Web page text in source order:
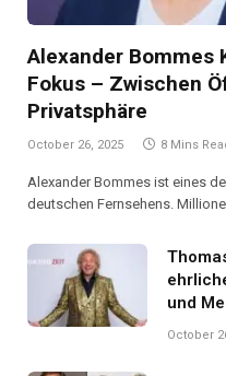
Alexander Bommes
Fokus – Zwischen
Privatsphäre
October 26, 2025 8 Mins
Alexander Bommes ist eines
deutschen Fernsehens.
und
October